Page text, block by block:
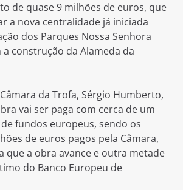
de quase 9 milhões de euros, que
a nova centralidade já iniciada
dos Parques Nossa Senhora
a construção da Alameda da
da Trofa, Sérgio Humberto,
vai ser paga com cerca de um
fundos europeus, sendo os
de euros pagos pela Câmara,
que a obra avance e outra metade
do Banco Europeu de